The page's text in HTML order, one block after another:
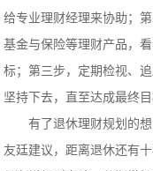
给专业理财经理来协助；
基金与保险等理财产品，
标；第三步，定期检视、
坚持下去，直至达成最终目
有了退休理财规划的
友廷建议，距离退休还有